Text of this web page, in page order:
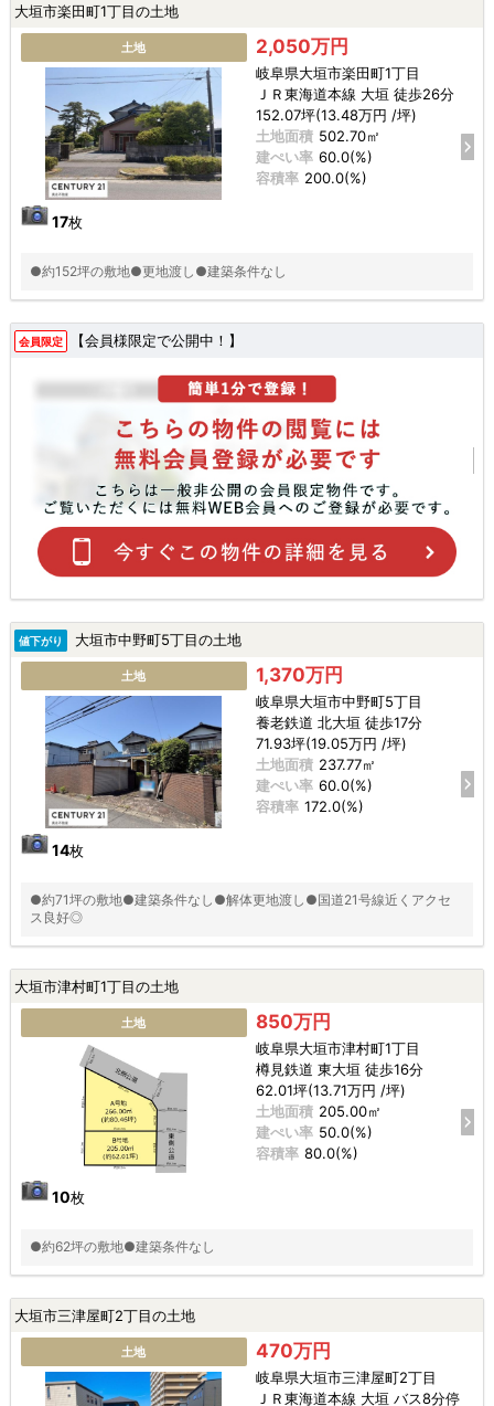
大垣市楽田町1丁目の土地
土地
17枚
2,050万円
岐阜県大垣市楽田町1丁目
ＪＲ東海道本線 大垣 徒歩26分
152.07坪(13.48万円 /坪)
土地面積 502.70㎡
建ぺい率 60.0(%)
容積率 200.0(%)
●約152坪の敷地●更地渡し●建築条件なし
会員限定 【会員様限定で公開中！】
値下がり 大垣市中野町5丁目の土地
土地
14枚
1,370万円
岐阜県大垣市中野町5丁目
養老鉄道 北大垣 徒歩17分
71.93坪(19.05万円 /坪)
土地面積 237.77㎡
建ぺい率 60.0(%)
容積率 172.0(%)
●約71坪の敷地●建築条件なし●解体更地渡し●国道21号線近くアクセ
ス良好◎
大垣市津村町1丁目の土地
土地
10枚
850万円
岐阜県大垣市津村町1丁目
樽見鉄道 東大垣 徒歩16分
62.01坪(13.71万円 /坪)
土地面積 205.00㎡
建ぺい率 50.0(%)
容積率 80.0(%)
●約62坪の敷地●建築条件なし
大垣市三津屋町2丁目の土地
土地 470万円
岐阜県大垣市三津屋町2丁目
ＪＲ東海道本線 大垣 バス8分停